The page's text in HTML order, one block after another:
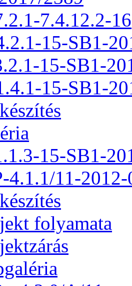
7.4.12.2-16
15-SB1-
15-SB1-
15-SB1-
15-SB1-
4.1.1/11-2012-
folyamata